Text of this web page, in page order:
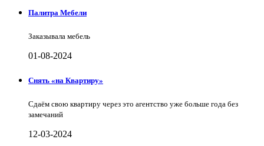
Палитра Мебели
Заказывала мебель
01-08-2024
Снять «на Квартиру»
Сдаём свою квартиру через это агентство уже больше года без
замечаний
12-03-2024